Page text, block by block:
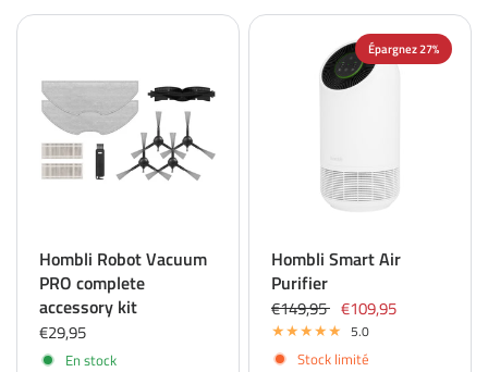
Hombli Robot Vacuum
PRO complete
accessory kit
€29,95
En stock
Épargnez 27%
Hombli Smart Air
Purifier
€149,95 €109,95
5.0
Stock limité